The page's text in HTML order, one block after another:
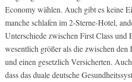
Economy wählen. Auch gibt es keine
manche schlafen im 2-Sterne-Hotel,
Unterschiede zwischen First Class und
wesentlich größer als die zwischen
und einen gesetzlich Versicherten.
dass das duale deutsche